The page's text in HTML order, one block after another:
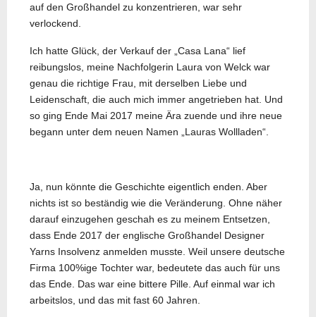
auf den Großhandel zu konzentrieren, war sehr
verlockend.
Ich hatte Glück, der Verkauf der „Casa Lana“ lief
reibungslos, meine Nachfolgerin Laura von Welck war
genau die richtige Frau, mit derselben Liebe und
Leidenschaft, die auch mich immer angetrieben hat. Und
so ging Ende Mai 2017 meine Ära zuende und ihre neue
begann unter dem neuen Namen „Lauras Wollladen“.
Ja, nun könnte die Geschichte eigentlich enden. Aber
nichts ist so beständig wie die Veränderung. Ohne näher
darauf einzugehen geschah es zu meinem Entsetzen,
dass Ende 2017 der englische Großhandel Designer
Yarns Insolvenz anmelden musste. Weil unsere deutsche
Firma 100%ige Tochter war, bedeutete das auch für uns
das Ende. Das war eine bittere Pille. Auf einmal war ich
arbeitslos, und das mit fast 60 Jahren.